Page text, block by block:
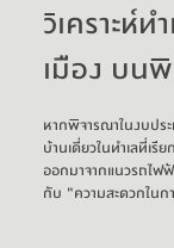
วิเคราะห์
เมือง บน
หากพิจารณาในงบปร
บ้านเดี่ยวในทำเลที่เรีย
ออกมาจากแนวรถไฟ
กับ "ความสะดวกในก